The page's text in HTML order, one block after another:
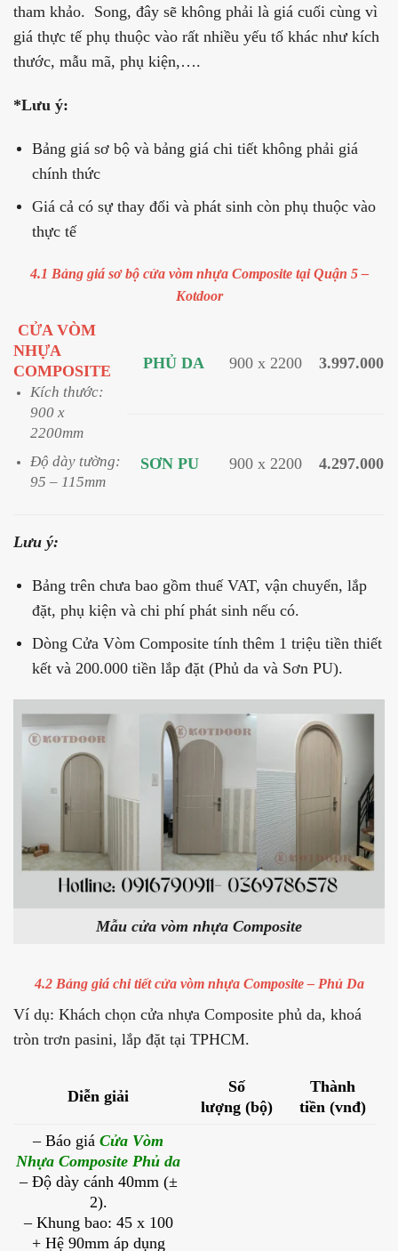
tham khảo. Song, đây sẽ không phải là giá cuối cùng vì
giá thực tế phụ thuộc vào rất nhiều yếu tố khác như kích
thước, mẫu mã, phụ kiện,….
*Lưu ý:
Bảng giá sơ bộ và bảng giá chi tiết không phải giá
chính thức
Giá cả có sự thay đổi và phát sinh còn phụ thuộc vào
thực tế
4.1 Bảng giá sơ bộ cửa vòm nhựa Composite tại Quận 5 –
Kotdoor
CỬA VÒM
NHỰA
COMPOSITE
Kích thước:
900 x
2200mm
Độ dày tường:
95 – 115mm
PHỦ DA 900 x 2200 3.997.000
SƠN PU 900 x 2200 4.297.000
Lưu ý:
Bảng trên chưa bao gồm thuế VAT, vận chuyển, lắp
đặt, phụ kiện và chi phí phát sinh nếu có.
Dòng Cửa Vòm Composite tính thêm 1 triệu tiền thiết
kết và 200.000 tiền lắp đặt (Phủ da và Sơn PU).
Mẫu cửa vòm nhựa Composite
4.2 Bảng giá chi tiết cửa vòm nhựa Composite – Phủ Da
Ví dụ: Khách chọn cửa nhựa Composite phủ da, khoá
tròn trơn pasini, lắp đặt tại TPHCM.
Diễn giải
Số
lượng (bộ)
Thành
tiền (vnđ)
– Báo giá Cửa Vòm
Nhựa Composite Phủ da
– Độ dày cánh 40mm (±
2).
– Khung bao: 45 x 100
+ Hệ 90mm áp dụng